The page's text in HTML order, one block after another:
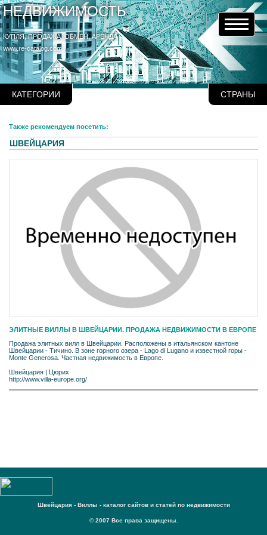
НЕДВИЖИМОСТЬ
КУПЛЯ, ПРОДАЖА, ОБМЕН, АРЕНДА
www.re-catalog.com
КАТЕГОРИИ СТРАНЫ
Также рекомендуем посетить:
ШВЕЙЦАРИЯ
ЭЛИТНЫЕ ВИЛЛЫ В ШВЕЙЦАРИИ. ПРОДАЖА НЕДВИЖИМОСТИ В ЕВРОПЕ
Продажа элитных вилл в Швейцарии. Расположены в итальянском кантоне
Швейцарии - Тичино. В зоне горного озера - Lago di Lugano и известной горы -
Monte Generosa. Частная недвижимость в Европе.
Швейцария
Цюрих
http://www.villa-europe.org/
Швейцария - Виллы - каталог сайтов и статей по недвижимости
© 2007 Все права защищены.